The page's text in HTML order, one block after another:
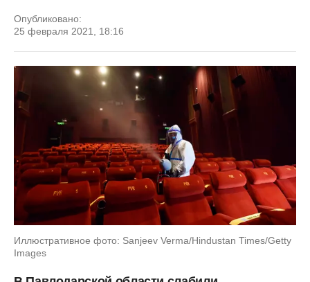
Опубликовано:
25 февраля 2021, 18:16
Иллюстративное фото: Sanjeev Verma/Hindustan Times/Getty
Images